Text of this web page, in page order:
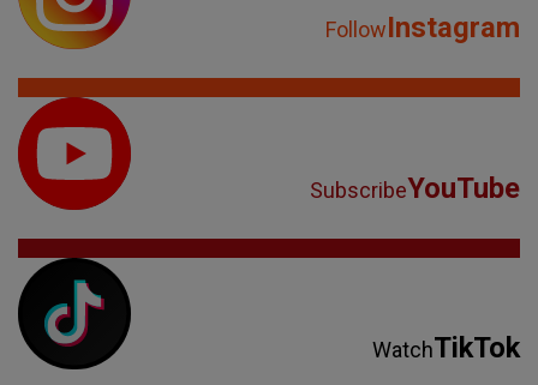
FollowInstagram
SubscribeYouTube
WatchTikTok